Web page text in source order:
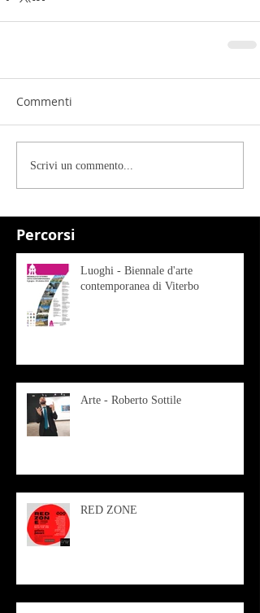
Percorsi
Commenti
Scrivi un commento...
Luoghi - Biennale d'arte
contemporanea di Viterbo
Arte - Roberto Sottile
RED ZONE